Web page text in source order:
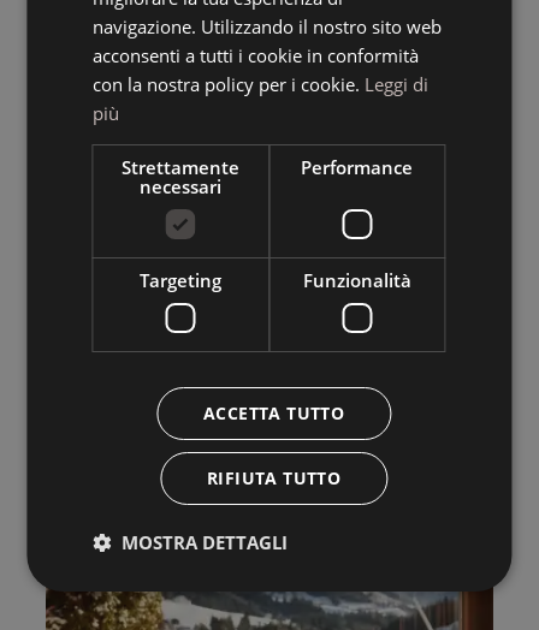
navigazione. Utilizzando il nostro sito web
acconsenti a tutti i cookie in conformità
con la nostra policy per i cookie. Leggi di
più
Strettamente
necessari
Performance
Targeting Funzionalità
ACCETTA TUTTO
RIFIUTA TUTTO
MOSTRA DETTAGLI